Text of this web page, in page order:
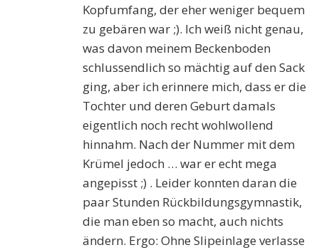
Kopfumfang, der eher weniger bequem
zu gebären war ;). Ich weiß nicht genau,
was davon meinem Beckenboden
schlussendlich so mächtig auf den Sack
ging, aber ich erinnere mich, dass er die
Tochter und deren Geburt damals
eigentlich noch recht wohlwollend
hinnahm. Nach der Nummer mit dem
Krümel jedoch … war er echt mega
angepisst ;) . Leider konnten daran die
paar Stunden Rückbildungsgymnastik,
die man eben so macht, auch nichts
ändern. Ergo: Ohne Slipeinlage verlasse